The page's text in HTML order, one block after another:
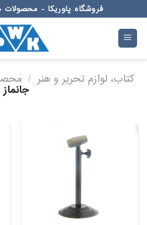
to
content
فروشگاه پاوریکا -
کتاب، لوازم تحریر و هنر /
جانماز